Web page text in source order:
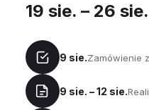
19 sie. – 26 sie.
9 sie.Zamówienie
9 sie. – 12 sie.